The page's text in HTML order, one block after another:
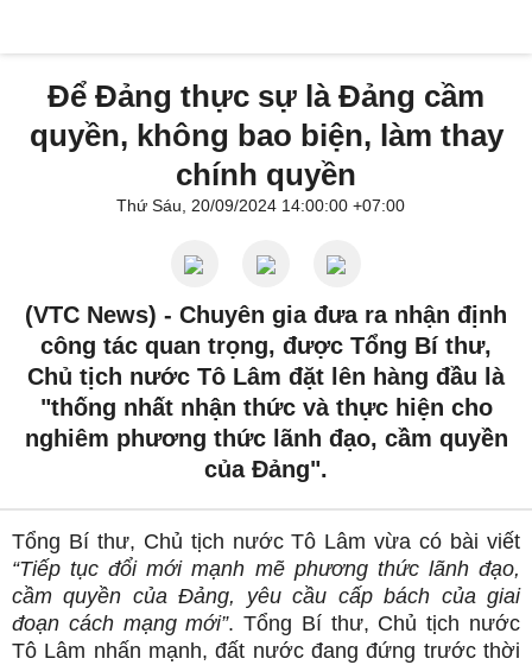
Để Đảng thực sự là Đảng cầm
quyền, không bao biện, làm thay
chính quyền
Thứ Sáu, 20/09/2024 14:00:00 +07:00
(VTC News) - Chuyên gia đưa ra nhận định
công tác quan trọng, được Tổng Bí thư,
Chủ tịch nước Tô Lâm đặt lên hàng đầu là
"thống nhất nhận thức và thực hiện cho
nghiêm phương thức lãnh đạo, cầm quyền
của Đảng".
Tổng Bí thư, Chủ tịch nước Tô Lâm vừa có bài viết
“Tiếp tục đổi mới mạnh mẽ phương thức lãnh đạo,
cầm quyền của Đảng, yêu cầu cấp bách của giai
đoạn cách mạng mới”. Tổng Bí thư, Chủ tịch nước
Tô Lâm nhấn mạnh, đất nước đang đứng trước thời